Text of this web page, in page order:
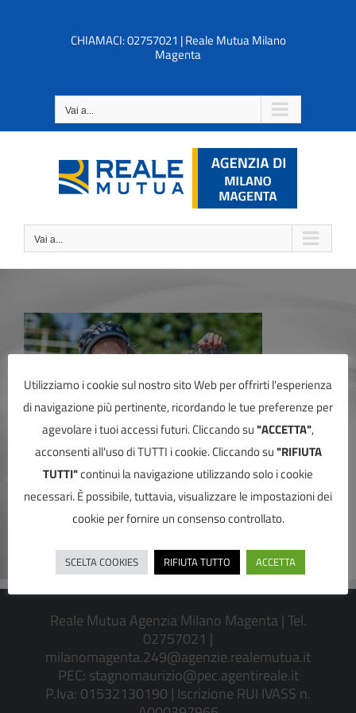
CHIAMACI: 02757021 | Reale Mutua Milano
Magenta
Vai a...
Vai a...
Reale Mutua Agenzia Milano Magenta | Tel.
02757021 |
milanomagenta.249@agenzie.realemutua.it
PEC: stagnomaurizio@pec.agentireale.it
P.Iva: 01532130190 | Iscrizione RUI IVASS n.
Utilizziamo i cookie sul nostro sito Web per offrirti l'esperienza
di navigazione più pertinente, ricordando le tue preferenze per
agevolare i tuoi accessi futuri. Cliccando su"ACCETTA",
acconsenti all'uso di TUTTI i cookie. Cliccando su"RIFIUTA
TUTTI"continui la navigazione utilizzando solo i cookie
necessari. È possibile, tuttavia, visualizzare le impostazioni dei
cookie per fornire un consenso controllato.
SCELTA COOKIES RIFIUTA TUTTO ACCETTA